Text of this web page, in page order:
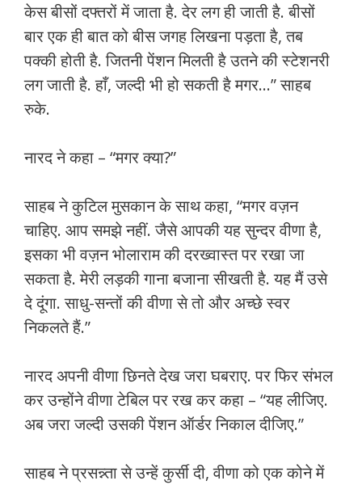
केस बीसों दफ्तरों में जाता है. देर लग ही जाती है. बीसों
बार एक ही बात को बीस जगह लिखना पड़ता है, तब
पक्की होती है. जितनी पेंशन मिलती है उतने की स्टेशनरी
लग जाती है. हाँ, जल्दी भी हो सकती है मगर…” साहब
रुके.
नारद ने कहा – “मगर क्या?”
साहब ने कुटिल मुसकान के साथ कहा, “मगर वज़न
चाहिए. आप समझे नहीं. जैसे आपकी यह सुन्दर वीणा है,
इसका भी वज़न भोलाराम की दरख्वास्त पर रखा जा
सकता है. मेरी लड़की गाना बजाना सीखती है. यह मैं उसे
दे दूंगा. साधु-सन्तों की वीणा से तो और अच्छे स्वर
निकलते हैं.”
नारद अपनी वीणा छिनते देख जरा घबराए. पर फिर संभल
कर उन्होंने वीणा टेबिल पर रख कर कहा – “यह लीजिए.
अब जरा जल्दी उसकी पेंशन ऑर्डर निकाल दीजिए.”
साहब ने प्रसन्न्ता से उन्हें कुर्सी दी, वीणा को एक कोने में